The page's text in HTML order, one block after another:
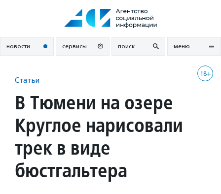
новости сервисы поиск меню
18+
Статьи
В Тюмени на озере
Круглое нарисовали
трек в виде
бюстгальтера